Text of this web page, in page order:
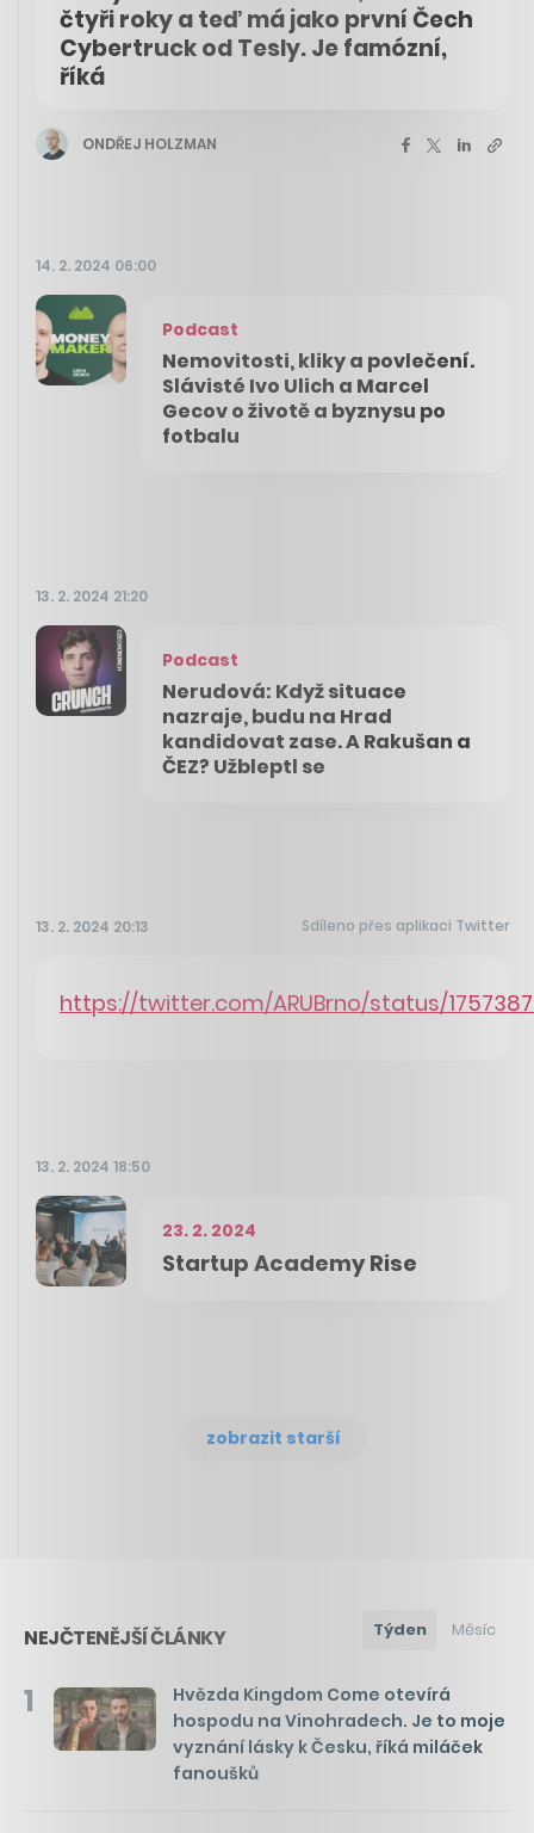
čtyři roky a teď má jako první Čech
Cybertruck od Tesly. Je famózní,
říká
ONDŘEJ HOLZMAN
14. 2. 2024 06:00
Podcast
Nemovitosti, kliky a povlečení.
Slávisté Ivo Ulich a Marcel
Gecov o životě a byznysu po
fotbalu
13. 2. 2024 21:20
Podcast
Nerudová: Když situace
nazraje, budu na Hrad
kandidovat zase. A Rakušan a
ČEZ? Užbleptl se
13. 2. 2024 20:13 Sdíleno přes aplikaci Twitter
https://twitter.com/ARUBrno/status/
13. 2. 2024 18:50
23. 2. 2024
Startup Academy Rise
zobrazit starší
NEJČTENĚJŠÍ ČLÁNKY Týden Měsíc
1
Hvězda Kingdom Come otevírá
hospodu na Vinohradech. Je to moje
vyznání lásky k Česku, říká miláček
fanoušků